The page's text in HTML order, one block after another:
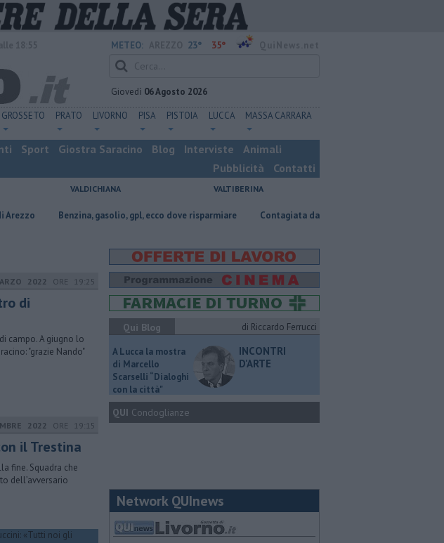
METEO: 23° 35°
Giovedì 06 Agosto 2026
GROSSETO PRATO LIVORNO PISA PISTOIA LUCCA MASSA CARRARA
Sport Giostra Saracino Blog Interviste
Animali
Pubblicità
Contatti
VALDICHIANA VALTIBERINA
gasolio, gpl, ecco dove risparmiare Contagiata da legionella, non ce l'ha fatta
2022 ORE 19:25
di
campo. A giugno lo
"grazie Nando"
2022 ORE 19:15
il Trestina
fine. Squadra che
dell’avversario
Qui Blog di Riccardo Ferrucci
A Lucca la mostra
di Marcello
Scarselli “Dialoghi
con la città"
INCONTRI
D'ARTE
QUI Condoglianze
Network QUInews